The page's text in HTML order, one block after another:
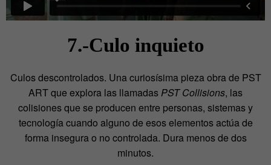
7.-Culo inquieto
Culos descontrolados. Una curiosísima pieza obra de PST
ART que explora las llamadasPST Collisions, las
colisiones que se producen entre personas, sistemas y
tecnología cuando alguno de esos elementos actúa de
forma insegura o no controlada. Dura menos de dos
minutos.